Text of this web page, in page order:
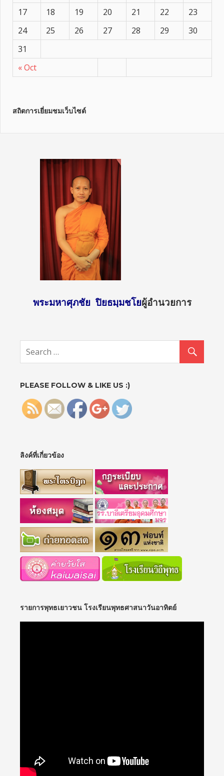
« Oct
17
18 19 20 21 22
23
24
25 26 27 28 29
30
31
สถิตการเยี่ยมชมเว็บไซต์
พระมหาศุภชัย ปิยธมฺมชโยผู้อำนวยการ
PLEASE FOLLOW & LIKE US :)
http://sun
ac.th/?
nt_id=998
">
ลิงค์ที่เกี่ยวข้อง
รายการพุทธเยาวชน โรงเรียนพุทธศาสนาวันอาทิตย์